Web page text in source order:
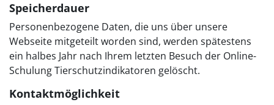
Speicherdauer
Personenbezogene Daten, die uns über unsere
Webseite mitgeteilt worden sind, werden spätestens
ein halbes Jahr nach Ihrem letzten Besuch der Online-
Schulung Tierschutzindikatoren gelöscht.
Kontaktmöglichkeit